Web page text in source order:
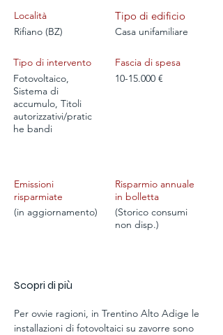
Località
Rifiano (BZ)
Tipo di edificio
Casa unifamiliare
Tipo di intervento
Fotovoltaico,
Sistema di
accumulo, Titoli
autorizzativi/pratic
he bandi
Fascia di spesa
10-15.000 €
Emissioni
risparmiate
(in aggiornamento)
Risparmio annuale
in bolletta
(Storico consumi
non disp.)
Scopri di più
Per ovvie ragioni, in Trentino Alto Adige le
installazioni di fotovoltaici su zavorre sono